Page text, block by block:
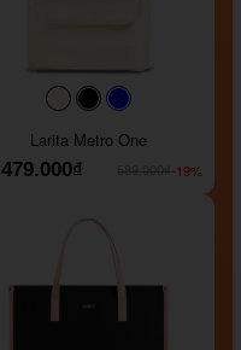
#faf0e6#000000
Larita Metro One
479.000₫
-19%